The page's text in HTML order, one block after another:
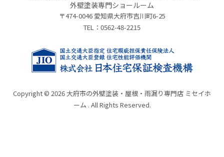
外壁塗装専門ショールーム
〒474-0046 愛知県大府市吉川町6-25
TEL： 0562-48-2215
Copyright © 2026 大府市の外壁塗装・屋根・雨漏り専門店 ミセイホ
ーム . All Rights Reserved.